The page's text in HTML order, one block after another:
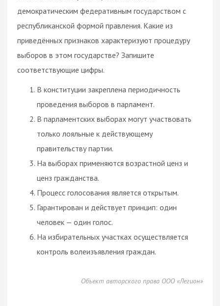
демократическим федеративным государством с
республиканской формой правления. Какие из
приведённых признаков характеризуют процедуру
выборов в этом государстве? Запишите
соответствующие цифры.
В конституции закреплена периодичность
проведения выборов в парламент.
В парламентских выборах могут участвовать
только лояльные к действующему
правительству партии.
На выборах применяются возрастной ценз и
ценз гражданства.
Процесс голосования является открытым.
Гарантирован и действует принцип: один
человек — один голос.
На избирательных участках осуществляется
контроль волеизъявления граждан.
Объект авторского права ООО «Легион»